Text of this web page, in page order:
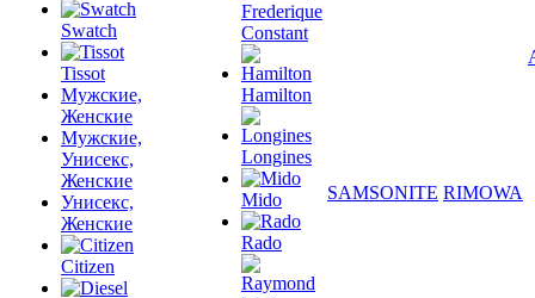
Swatch
Tissot
Мужские,
Женские
Мужские,
Унисекс,
Женские
Унисекс,
Женские
Citizen
Frederique
Constant
Hamilton
Longines
Mido
Rado
SAMSONITE RIMOWA